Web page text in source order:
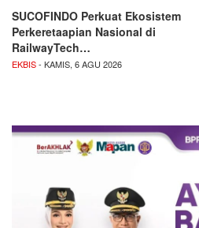
SUCOFINDO Perkuat Ekosistem
Perkeretaapian Nasional di
RailwayTech…
EKBIS- KAMIS, 6 AGU 2026